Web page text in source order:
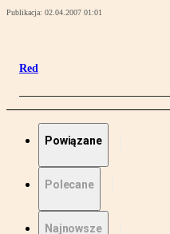
Publikacja: 02.04.2007 01:01
Red
Powiązane
Polecane
Najnowsze